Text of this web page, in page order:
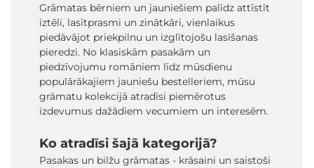
Grāmatas bērniem un jauniešiem palīdz attīstīt
iztēli, lasītprasmi un zinātkāri, vienlaikus
piedāvājot priekpilnu un izglītojošu lasīšanas
pieredzi. No klasiskām pasakām un
piedzīvojumu romāniem līdz mūsdienu
populārākajiem jauniešu bestelleriem, mūsu
grāmatu kolekcijā atradīsi piemērotus
izdevumus dažādiem vecumiem un interesēm.
Ko atradīsi šajā kategorijā?
Pasakas un bilžu grāmatas - krāsaini un saistoši